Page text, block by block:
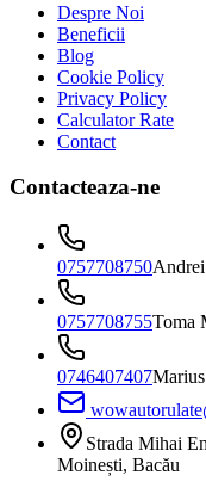
Despre Noi
Beneficii
Blog
Cookie Policy
Privacy Policy
Calculator Rate
Contact
Contacteaza-ne
0757708750
0757708755Toma
0746407407
Strada Mihai
Moinești, Bacău